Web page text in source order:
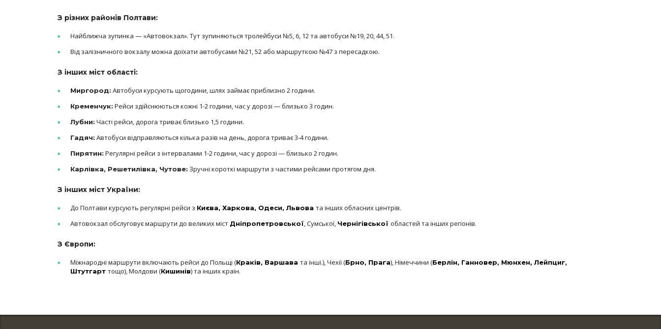
З різних районів Полтави:
Найближча зупинка — «Автовокзал». Тут зупиняються тролейбуси №5, 6, 12 та автобуси №19, 20, 44, 51.
Від залізничного вокзалу можна доїхати автобусами №21, 52 або маршруткою №47 з пересадкою.
З інших міст області:
Миргород: Автобуси курсують щогодини, шлях займає приблизно 2 години.
Кременчук: Рейси здійснюються кожні 1-2 години, час у дорозі — близько 3 годин.
Лубни: Часті рейси, дорога триває близько 1,5 години.
Гадяч: Автобуси відправляються кілька разів на день, дорога триває 3-4 години.
Пирятин: Регулярні рейси з інтервалами 1-2 години, час у дорозі — близько 2 годин.
Карлівка, Решетилівка, Чутове: Зручні короткі маршрути з частими рейсами протягом дня.
З інших міст України:
До Полтави курсують регулярні рейси з Києва, Харкова, Одеси, Львова та інших обласних центрів.
Автовокзал обслуговує маршрути до великих міст Дніпропетровської, Сумської, Чернігівської областей та інших регіонів.
З Європи:
Міжнародні маршрути включають рейси до Польщі (Краків, Варшава та інші.), Чехії (Брно, Прага), Німеччини (Берлін, Ганновер, Мюнхен, Лейпциг,
Штутгарт тощо), Молдови (Кишинів) та інших країн.